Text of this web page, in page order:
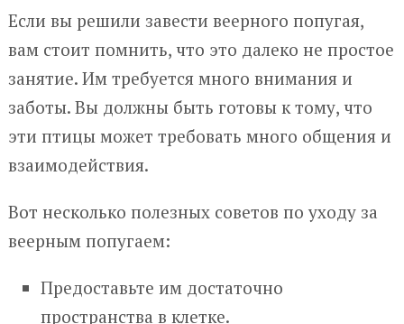
Если вы решили завести веерного попугая,
вам стоит помнить, что это далеко не простое
занятие. Им требуется много внимания и
заботы. Вы должны быть готовы к тому, что
эти птицы может требовать много общения и
взаимодействия.
Вот несколько полезных советов по уходу за
веерным попугаем:
Предоставьте им достаточно
пространства в клетке.